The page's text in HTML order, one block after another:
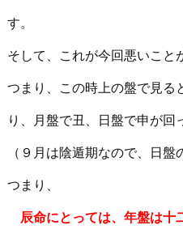
す。
そして、これが今回悪いこと
つまり、この時上の盤で見る
り、月盤で丑、日盤で申が回
（９月は陰遁期なので、日盤
つまり、
辰命にとっては、年盤は十